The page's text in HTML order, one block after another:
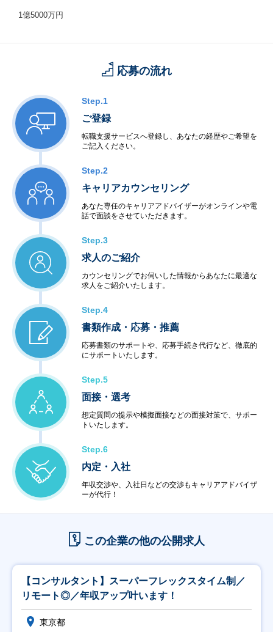
1億5000万円
応募の流れ
Step.1
ご登録
転職支援サービスへ登録し、あなたの経歴やご希望を
ご記入ください。
Step.2
キャリアカウンセリング
あなた専任のキャリアアドバイザーがオンラインや電
話で面談をさせていただきます。
Step.3
求人のご紹介
カウンセリングでお伺いした情報からあなたに最適な
求人をご紹介いたします。
Step.4
書類作成・応募・推薦
応募書類のサポートや、応募手続き代行など、徹底的
にサポートいたします。
Step.5
面接・選考
想定質問の提示や模擬面接などの面接対策で、サポー
トいたします。
Step.6
内定・入社
年収交渉や、入社日などの交渉もキャリアアドバイザ
ーが代行！
この企業の他の公開求人
【コンサルタント】スーパーフレックスタイム制／
リモート◎／年収アップ叶います！
東京都